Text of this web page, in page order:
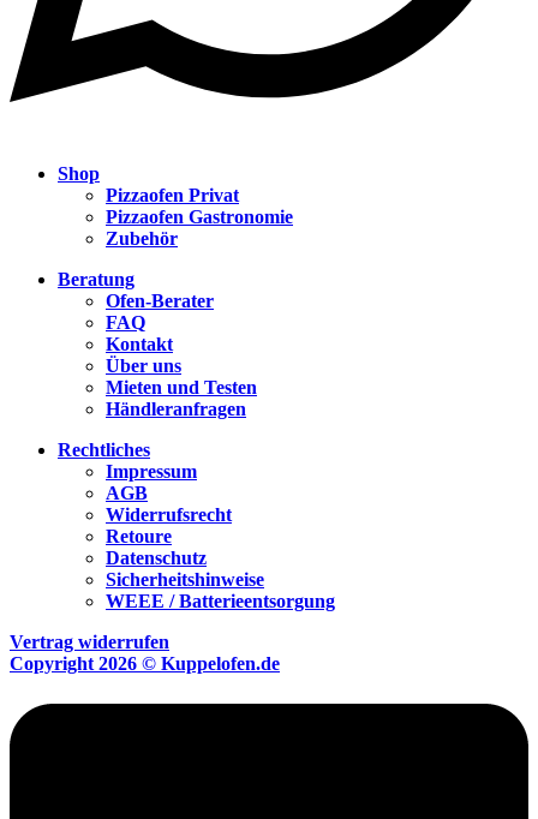
Shop
Pizzaofen Privat
Pizzaofen Gastronomie
Zubehör
Beratung
Ofen-Berater
FAQ
Kontakt
Über uns
Mieten und Testen
Händleranfragen
Rechtliches
Impressum
AGB
Widerrufsrecht
Retoure
Datenschutz
Sicherheitshinweise
WEEE / Batterieentsorgung
Vertrag widerrufen
Copyright 2026 © Kuppelofen.de